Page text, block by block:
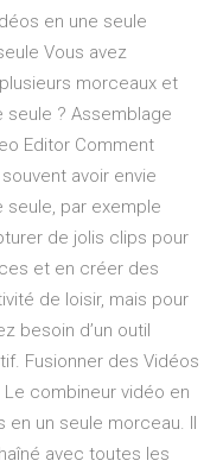
en une seule
Vous avez
morceaux et
seule ? Assemblage
Editor Comment
avoir envie
seule, par exemple
de jolis clips pour
et en créer des
de loisir, mais pour
besoin d’un outil
Fusionner des Vidéos
combineur vidéo en
un seule morceau. Il
avec toutes les